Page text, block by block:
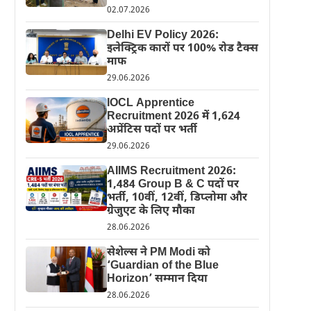
02.07.2026
Delhi EV Policy 2026:
इलेक्ट्रिक कारों पर 100% रोड टैक्स
माफ
29.06.2026
IOCL Apprentice
Recruitment 2026 में 1,624
अप्रेंटिस पदों पर भर्ती
29.06.2026
AIIMS Recruitment 2026:
1,484 Group B & C पदों पर
भर्ती, 10वीं, 12वीं, डिप्लोमा और
ग्रेजुएट के लिए मौका
28.06.2026
सेशेल्स ने PM Modi को
‘Guardian of the Blue
Horizon’ सम्मान दिया
28.06.2026